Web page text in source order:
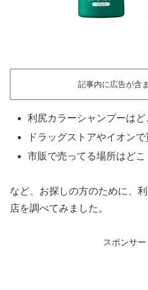
記事内に広告が含
利尻カラーシャンプーはど
ドラッグストアやイオンで
市販で売ってる場所はどこ
など、お探しの方のために、
店を調べてみました。
スポンサー